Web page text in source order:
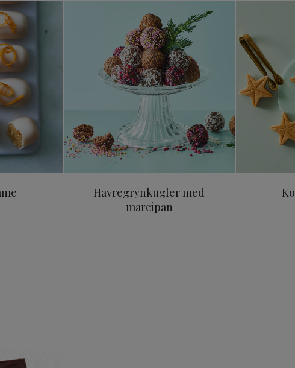
Havregrynkugler med
marcipan
Chokoladeknapper Mørk 115 g